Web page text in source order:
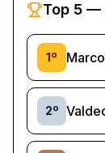
Top 5 —
1º
2º